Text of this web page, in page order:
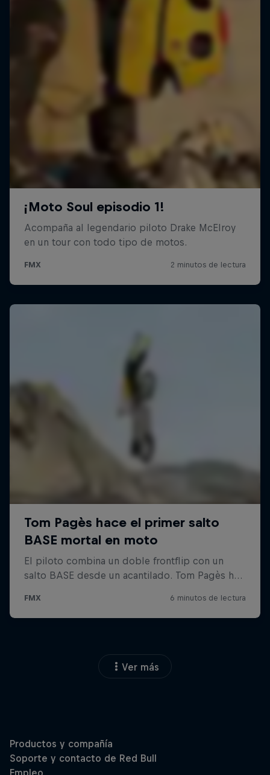
Ver más